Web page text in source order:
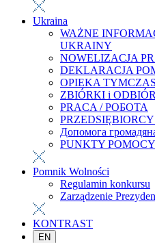
Ukraina
WAŻNE
UKRAINY
NOWELIZACJA
DEKLARACJA
OPIEKA
ZBIÓRKI i
PRACA / РОБОТА
Допомога
PUNKTY
Pomnik Wolności
Regulamin konkursu
Zarządzenie
KONTRAST
EN